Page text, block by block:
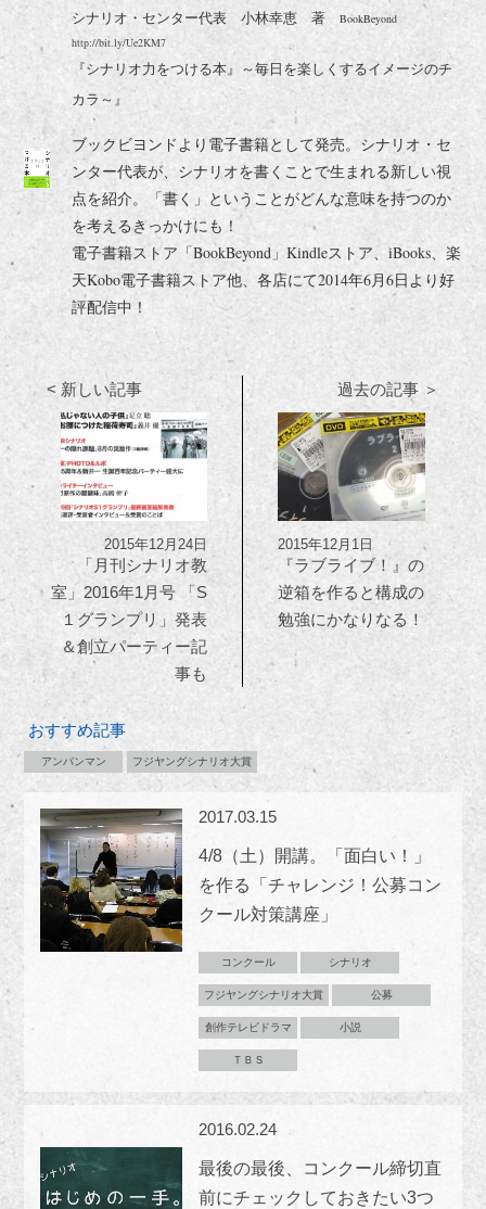
シナリオ・センター代表 小林幸恵 著BookBeyond
http://bit.ly/Ue2KM7
『シナリオ力をつける本』～毎日を楽しくするイメージのチ
カラ～』
ブックビヨンドより電子書籍として発売。シナリオ・セ
ンター代表が、シナリオを書くことで生まれる新しい視
点を紹介。「書く」ということがどんな意味を持つのか
を考えるきっかけにも！
電子書籍ストア「BookBeyond」Kindleストア、iBooks、楽
天Kobo電子書籍ストア他、各店にて2014年6月6日より好
評配信中！
< 新しい記事
2015年12月24日
「月刊シナリオ教
室」2016年1月号 「S
１グランプリ」発表
＆創立パーティー記
事も
過去の記事 ＞
2015年12月1日
『ラブライブ！』の
逆箱を作ると構成の
勉強にかなりなる！
おすすめ記事
アンパンマン フジヤングシナリオ大賞
2017.03.15
4/8（土）開講。「面白い！」
を作る「チャレンジ！公募コン
クール対策講座」
コンクール シナリオ
フジヤングシナリオ大賞 公募
創作テレビドラマ 小説
ＴＢＳ
2016.02.24
最後の最後、コンクール締切直
前にチェックしておきたい3つ